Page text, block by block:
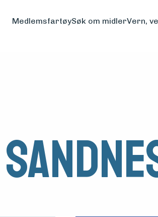
MedlemsfartøySøk om midlerVern,